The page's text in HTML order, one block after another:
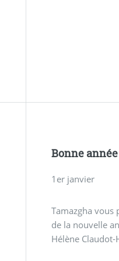
Bonne année
1er janvier
Tamazgha vous
de la nouvelle
Hélène